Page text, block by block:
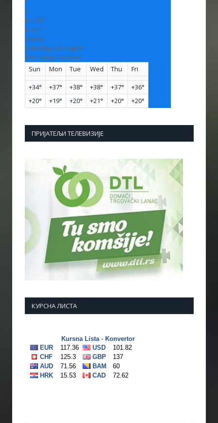
C
H: +33°
L: +21°
Vranje
Saturday, 08 August
See 7-Day Forecast
Sun
Mon Tue Wed Thu Fri
+34° +37° +38° +38° +37° +36°
+20° +19° +20° +21° +20° +20°
ПРИЈАТЕЉИ ТЕЛЕВИЗИЈЕ
КУРСНА ЛИСТА